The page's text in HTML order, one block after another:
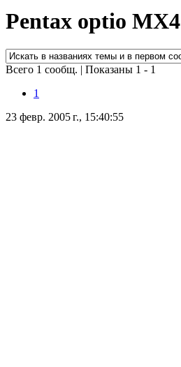
Pentax optio MX4
Всего 1 сообщ. | Показаны 1 - 1
1
23 февр. 2005 г., 15:40:55